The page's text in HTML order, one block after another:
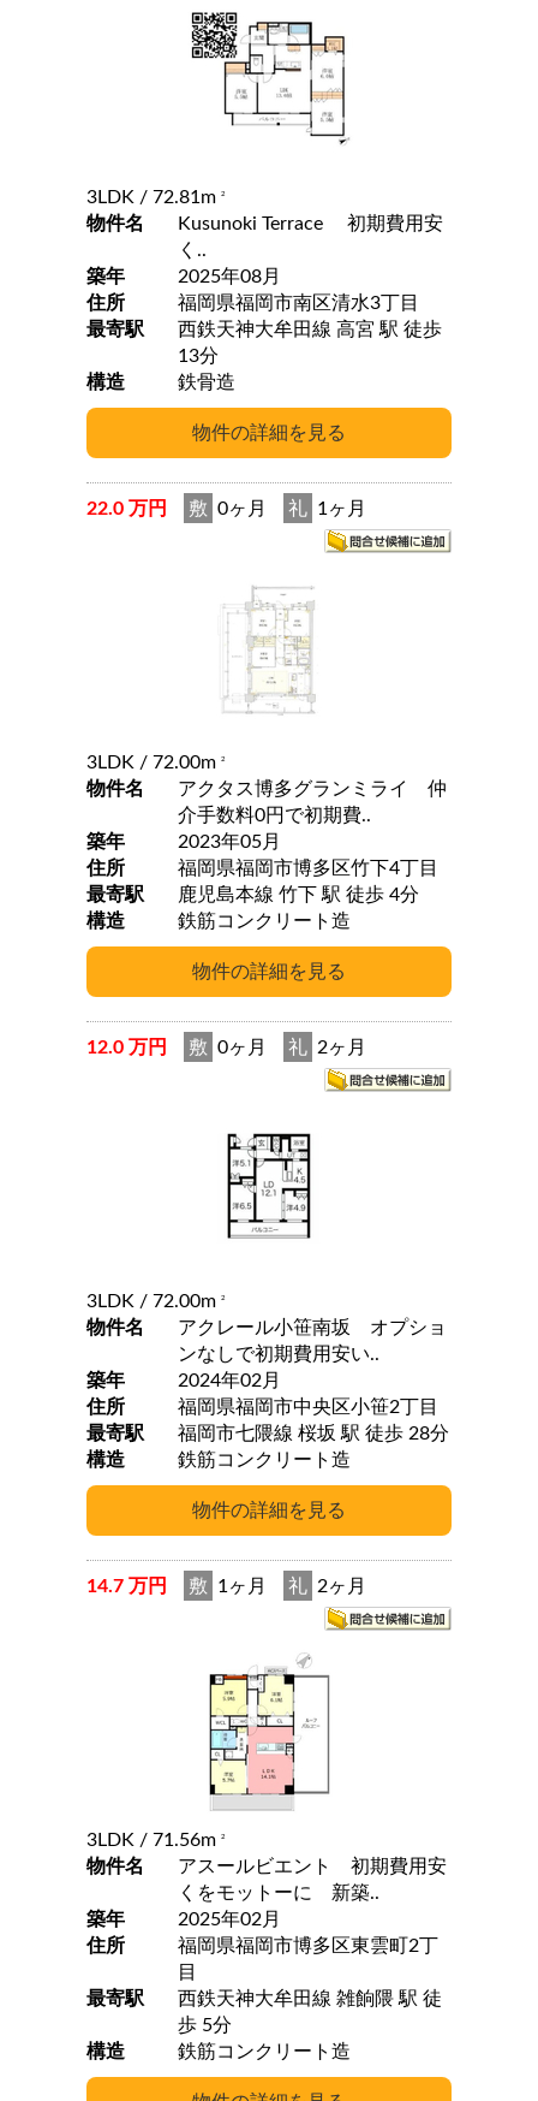
3LDK / 72.81m 2
物件名
Kusunoki Terrace 初期費用安
く..
築年
2025年08月
住所
福岡県福岡市南区清水3丁目
最寄駅
西鉄天神大牟田線 高宮 駅 徒歩
13分
構造
鉄骨造
22.0 万円 敷 0ヶ月 礼 1ヶ月
3LDK / 72.00m 2
物件名
アクタス博多グランミライ 仲
介手数料0円で初期費..
築年
2023年05月
住所
福岡県福岡市博多区竹下4丁目
最寄駅
鹿児島本線 竹下 駅 徒歩 4分
構造
鉄筋コンクリート造
12.0 万円 敷 0ヶ月 礼 2ヶ月
3LDK / 72.00m 2
物件名
アクレール小笹南坂 オプショ
ンなしで初期費用安い..
築年
2024年02月
住所
福岡県福岡市中央区小笹2丁目
最寄駅
福岡市七隈線 桜坂 駅 徒歩 28分
構造
鉄筋コンクリート造
14.7 万円 敷 1ヶ月 礼 2ヶ月
3LDK / 71.56m 2
物件名
アスールビエント 初期費用安
くをモットーに 新築..
築年
2025年02月
住所
福岡県福岡市博多区東雲町2丁
目
最寄駅
西鉄天神大牟田線 雑餉隈 駅 徒
歩 5分
構造
鉄筋コンクリート造